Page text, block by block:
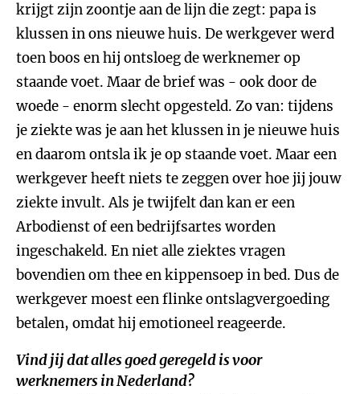
krijgt zijn zoontje aan de lijn die zegt: papa is
klussen in ons nieuwe huis. De werkgever werd
toen boos en hij ontsloeg de werknemer op
staande voet. Maar de brief was - ook door de
woede - enorm slecht opgesteld. Zo van: tijdens
je ziekte was je aan het klussen in je nieuwe huis
en daarom ontsla ik je op staande voet. Maar een
werkgever heeft niets te zeggen over hoe jij jouw
ziekte invult. Als je twijfelt dan kan er een
Arbodienst of een bedrijfsartes worden
ingeschakeld. En niet alle ziektes vragen
bovendien om thee en kippensoep in bed. Dus de
werkgever moest een flinke ontslagvergoeding
betalen, omdat hij emotioneel reageerde.
Vind jij dat alles goed geregeld is voor
werknemers in Nederland?